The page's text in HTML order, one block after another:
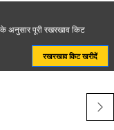
पूरी रखरखाव किट
रखरखाव किट खरीदें